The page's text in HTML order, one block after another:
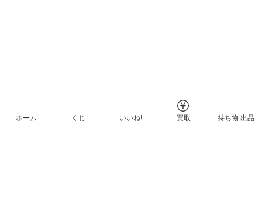
ホーム くじ いいね! 買取 持ち物 出品